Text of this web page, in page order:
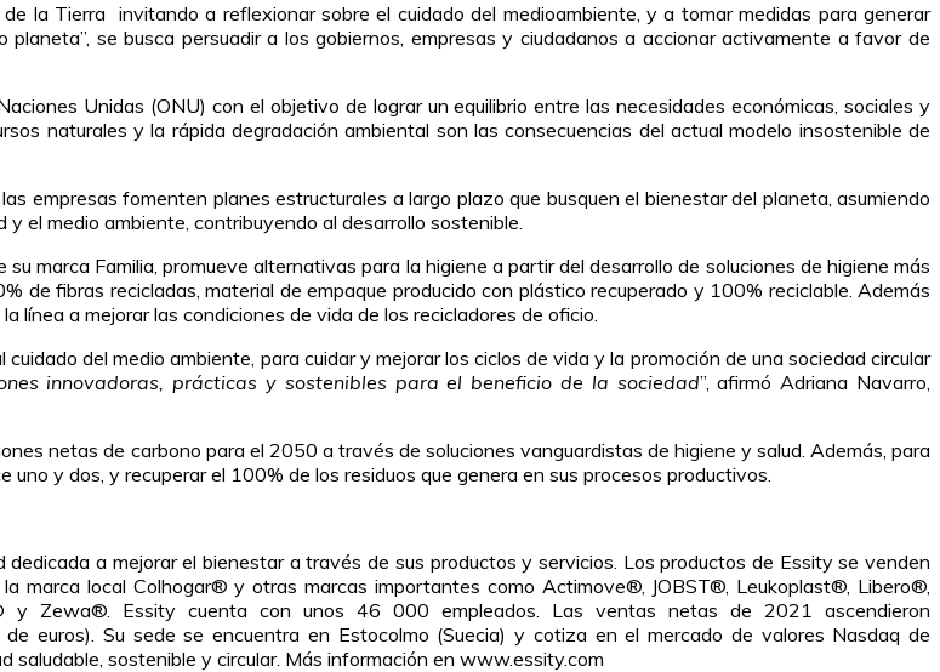
la Tierra invitando a reflexionar sobre el cuidado del medioambiente, y a tomar medidas para generar
se busca persuadir a los gobiernos, empresas y ciudadanos a accionar activamente a favor de
Unidas (ONU) con el objetivo de lograr un equilibrio entre las necesidades económicas, sociales y
naturales y la rápida degradación ambiental son las consecuencias del actual modelo insostenible de
empresas fomenten planes estructurales a largo plazo que busquen el bienestar del planeta, asumiendo
el medio ambiente, contribuyendo al desarrollo sostenible.
marca Familia, promueve alternativas para la higiene a partir del desarrollo de soluciones de higiene más
de fibras recicladas, material de empaque producido con plástico recuperado y 100% reciclable. Además
línea a mejorar las condiciones de vida de los recicladores de oficio.
del medio ambiente, para cuidar y mejorar los ciclos de vida y la promoción de una sociedad circular
innovadoras, prácticas y sostenibles para el beneficio de la sociedad”, afirmó Adriana Navarro,
netas de carbono para el 2050 a través de soluciones vanguardistas de higiene y salud. Además, para
y dos, y recuperar el 100% de los residuos que genera en sus procesos productivos.
a mejorar el bienestar a través de sus productos y servicios. Los productos de Essity se venden
marca local Colhogar® y otras marcas importantes como Actimove®, JOBST®, Leukoplast®, Libero®,
y Zewa®. Essity cuenta con unos 46 000 empleados. Las ventas netas de 2021 ascendieron
euros). Su sede se encuentra en Estocolmo (Suecia) y cotiza en el mercado de valores Nasdaq de
saludable, sostenible y circular. Más información en www.essity.com